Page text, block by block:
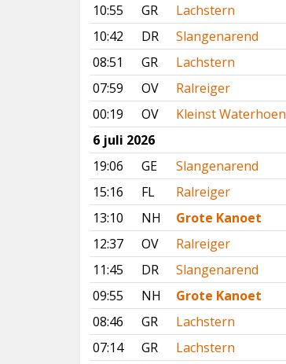
10:55
GR
Lachstern
10:42
DR
Slangenarend
08:51
GR
Lachstern
07:59
OV
Ralreiger
00:19
OV
Kleinst Waterhoen
6 juli 2026
19:06
GE
Slangenarend
15:16
FL
Ralreiger
13:10
NH
Grote Kanoet
12:37
OV
Ralreiger
11:45
DR
Slangenarend
09:55
NH
Grote Kanoet
08:46
GR
Lachstern
07:14
GR
Lachstern